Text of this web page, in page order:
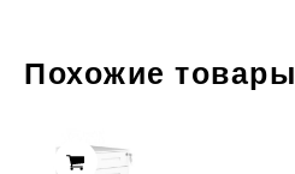
Похожие товары